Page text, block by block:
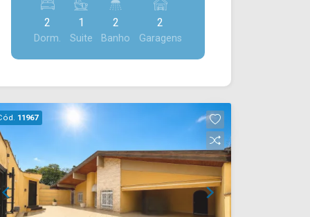
sendo uma excelente opção para quem
busca conforto, praticidade e qualidade
de vida. A área social conta com sala de
estar e sala de jantar totalmente
ambiente amplo, funcional e acolhedor
para o convívio da família. A área de
planta, oferecendo mais organização
para a rotina. Um dos grandes
destaques do imóvel é a ampla sacada
gourmet coberta, ideal para reunir
2
Dorm.
1
Suite
2
Banho
2
Garagens
11967